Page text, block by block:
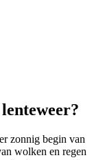
zonnig begin van
wolken en regen